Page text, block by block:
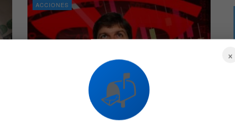
ACCIONES
¿Qué acciones compraron Michael Burry y
19 DE MAYO DE 2022
×
📬